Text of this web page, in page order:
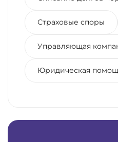
Страховые споры
Управляющая
Юридическая